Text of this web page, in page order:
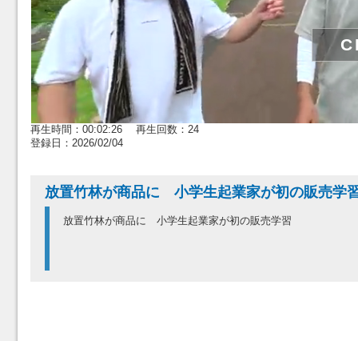
再生時間：00:02:26 再生回数：24
登録日：2026/02/04
放置竹林が商品に 小学生起業家が初の販売
放置竹林が商品に 小学生起業家が初の販売学習